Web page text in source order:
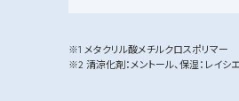
※1 メタクリル酸メチルクロスポリマー
※2 清涼化剤：メントール、保湿：レイシ